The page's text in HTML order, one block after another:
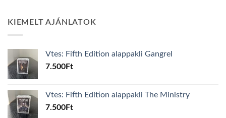
KIEMELT AJÁNLATOK
Vtes: Fifth Edition alappakli Gangrel
7.500Ft
Vtes: Fifth Edition alappakli The Ministry
7.500Ft